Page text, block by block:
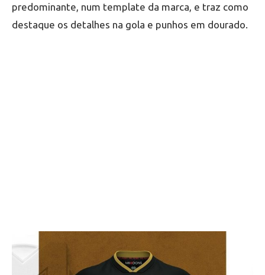
predominante, num template da marca, e traz como
destaque os detalhes na gola e punhos em dourado.